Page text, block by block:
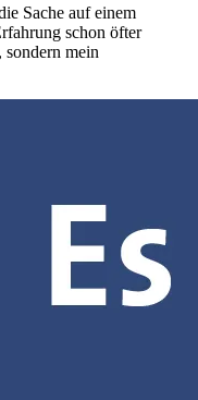
Sache auf einem
schon öfter
mein